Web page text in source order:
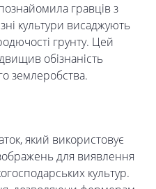
гравців з
культури висаджують
грунту. Цей
обізнаність
землеробства.
який використовує
для виявлення
культур.